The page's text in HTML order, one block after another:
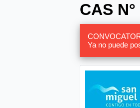
CAS
Ya no puede